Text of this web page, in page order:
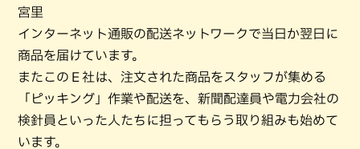
宮里
インターネット通販の配送ネットワークで当日か翌日に
商品を届けています。
またこのＥ社は、注文された商品をスタッフが集める
「ピッキング」作業や配送を、新聞配達員や電力会社の
検針員といった人たちに担ってもらう取り組みも始めて
います。